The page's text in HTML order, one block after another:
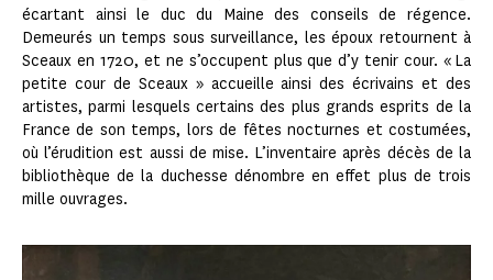
écartant ainsi le duc du Maine des conseils de régence.
Demeurés un temps sous surveillance, les époux retournent à
Sceaux en 1720, et ne s’occupent plus que d’y tenir cour. « La
petite cour de Sceaux » accueille ainsi des écrivains et des
artistes, parmi lesquels certains des plus grands esprits de la
France de son temps, lors de fêtes nocturnes et costumées,
où l’érudition est aussi de mise. L’inventaire après décès de la
bibliothèque de la duchesse dénombre en effet plus de trois
mille ouvrages.